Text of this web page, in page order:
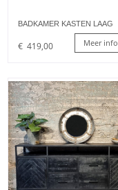
BADKAMER KASTEN LAAG
€ 419,00 Meer info